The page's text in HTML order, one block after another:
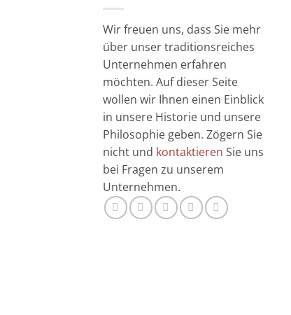
Wir freuen uns, dass Sie mehr
über unser traditionsreiches
Unternehmen erfahren
möchten. Auf dieser Seite
wollen wir Ihnen einen Einblick
in unsere Historie und unsere
Philosophie geben. Zögern Sie
nicht und kontaktieren Sie uns
bei Fragen zu unserem
Unternehmen.